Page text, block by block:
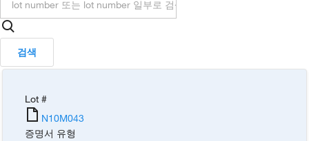
검색
Lot #
N10M043
증명서 유형